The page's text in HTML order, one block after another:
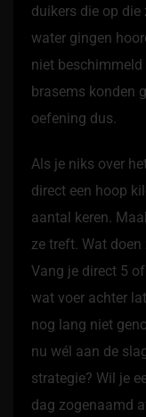
duikers die op
water gingen
niet
brasems konden
oefening dus.
Als je niks over
direct een hoop
aantal keren.
ze treft. Wat doen
Vang je direct 5
wat voer achter
nog lang niet
nu wél aan de
strategie? Wil je
dag zogenaamd